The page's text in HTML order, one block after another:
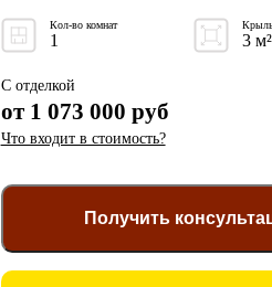
Кол-во комнат
1 3 м²
С отделкой
от 1 073 000 руб
Что входит в стоимость?
Получить